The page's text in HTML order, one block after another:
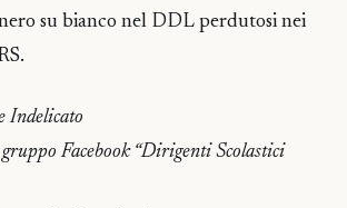
su bianco nel DDL perdutosi nei
Indelicato
Facebook “Dirigenti Scolastici